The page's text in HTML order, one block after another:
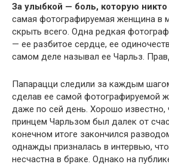
За улыбкой — боль, которую
самая фотографируемая женщина в
скрыть всего. Одна редкая
— ее разбитое сердце, ее
самом деле называл ее Чарльз.
Папарацци следили за каждым
сделав ее самой фотографируемой
даже по сей день. Хорошо известно,
принцем Чарльзом был далек от
конечном итоге закончился
однажды призналась в интервью,
несчастна в браке. Однако на